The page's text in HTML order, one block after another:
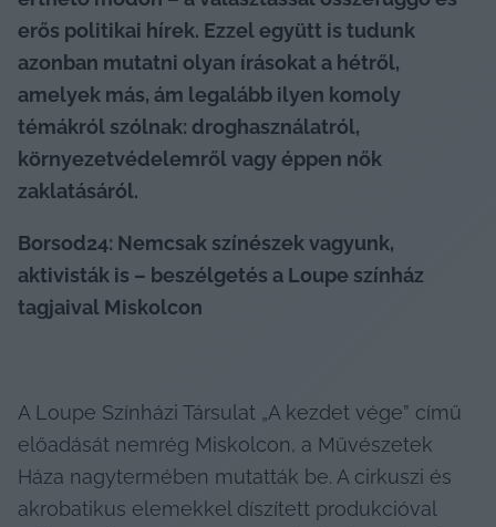
erős politikai hírek. Ezzel együtt is tudunk
azonban mutatni olyan írásokat a hétről,
amelyek más, ám legalább ilyen komoly
témákról szólnak: droghasználatról,
környezetvédelemről vagy éppen nők
zaklatásáról.
Borsod24: Nemcsak színészek vagyunk,
aktivisták is – beszélgetés a Loupe színház
tagjaival Miskolcon
A Loupe Színházi Társulat „A kezdet vége” című
előadását nemrég Miskolcon, a Művészetek
Háza nagytermében mutatták be. A cirkuszi és
akrobatikus elemekkel díszített produkcióval